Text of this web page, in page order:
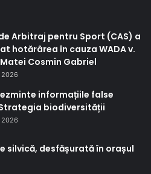
Arbitraj pentru Sport (CAS) a
hotărârea în cauza WADA v.
Matei Cosmin Gabriel
2026
informațiile false
biodiversității
2026
silvică, desfășurată în orașul